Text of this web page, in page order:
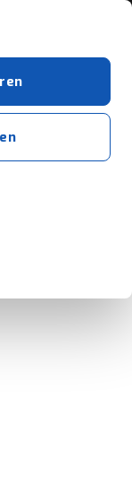
t/m 2022